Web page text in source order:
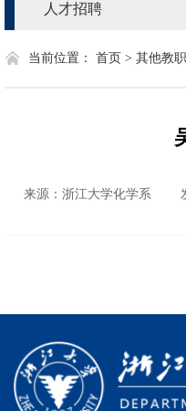
人才招聘
当前位置： 首页 > 其他教
来源：浙江大学化学系